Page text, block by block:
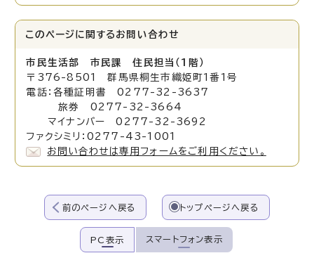
このページに関する お問い合わせ
市民生活部 市民課 住民担当（1階）
〒376-8501 群馬県桐生市織姫町1番1号
電話：各種証明書 0277-32-3637
旅券 0277-32-3664
マイナンバー 0277-32-3692
ファクシミリ：0277-43-1001
お問い合わせは専用フォームをご利用ください。
前のページへ戻る トップページへ戻る
PC表示 スマートフォン表示